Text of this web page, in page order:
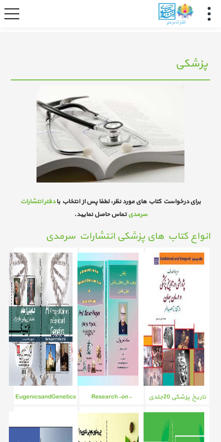
پزشکی
برای درخواست کتاب های مورد نظر، لطفا پس از انتخاب بادفتر انتشارات
سرمدیتماس حاصل نمایید.
انواع کتاب های پزشکی انتشارات سرمدی
تاریخ پزشکی 20جلدی
Research-on-
EugenicsandGenetics